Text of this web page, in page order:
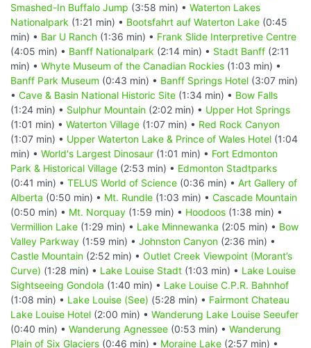
Smashed-In Buffalo Jump (3:58 min) • Waterton Lakes
Nationalpark (1:21 min) • Bootsfahrt auf Waterton Lake (0:45
min) • Bar U Ranch (1:36 min) • Frank Slide Interpretive Centre
(4:05 min) • Banff Nationalpark (2:14 min) • Stadt Banff (2:11
min) • Whyte Museum of the Canadian Rockies (1:03 min) •
Banff Park Museum (0:43 min) • Banff Springs Hotel (3:07 min)
• Cave & Basin National Historic Site (1:34 min) • Bow Falls
(1:24 min) • Sulphur Mountain (2:02 min) • Upper Hot Springs
(1:01 min) • Waterton Village (1:07 min) • Red Rock Canyon
(1:07 min) • Upper Waterton Lake & Prince of Wales Hotel (1:04
min) • World's Largest Dinosaur (1:01 min) • Fort Edmonton
Park & Historical Village (2:53 min) • Edmonton Stadtparks
(0:41 min) • TELUS World of Science (0:36 min) • Art Gallery of
Alberta (0:50 min) • Mt. Rundle (1:03 min) • Cascade Mountain
(0:50 min) • Mt. Norquay (1:59 min) • Hoodoos (1:38 min) •
Vermillion Lake (1:29 min) • Lake Minnewanka (2:05 min) • Bow
Valley Parkway (1:59 min) • Johnston Canyon (2:36 min) •
Castle Mountain (2:52 min) • Outlet Creek Viewpoint (Morant’s
Curve) (1:28 min) • Lake Louise Stadt (1:03 min) • Lake Louise
Sightseeing Gondola (1:40 min) • Lake Louise C.P.R. Bahnhof
(1:08 min) • Lake Louise (See) (5:28 min) • Fairmont Chateau
Lake Louise Hotel (2:00 min) • Wanderung Lake Louise Seeufer
(0:40 min) • Wanderung Agnessee (0:53 min) • Wanderung
Plain of Six Glaciers (0:46 min) • Moraine Lake (2:57 min) •